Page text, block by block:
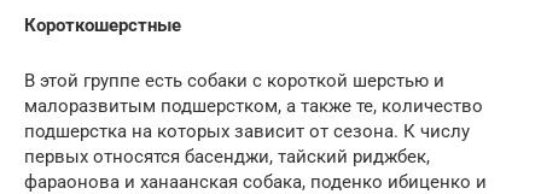
Короткошерстные
В этой группе есть собаки с короткой шерстью и
малоразвитым подшерстком, а также те, количество
подшерстка на которых зависит от сезона. К числу
первых относятся басенджи, тайский риджбек,
фараонова и ханаанская собака, поденко ибиценко и